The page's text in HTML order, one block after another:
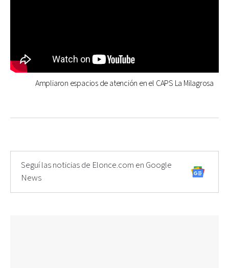
Ampliaron espacios de atención en el CAPS La Milagrosa
Seguí las noticias de Elonce.com en Google
News